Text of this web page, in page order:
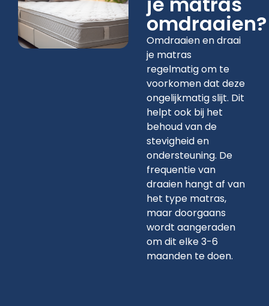
omdraaien?
Omdraaien en draai
je matras
regelmatig om te
voorkomen dat deze
ongelijkmatig slijt. Dit
helpt ook bij het
behoud van de
stevigheid en
ondersteuning. De
frequentie van
draaien hangt af van
het type matras,
maar doorgaans
wordt aangeraden
om dit elke 3-6
maanden te doen.